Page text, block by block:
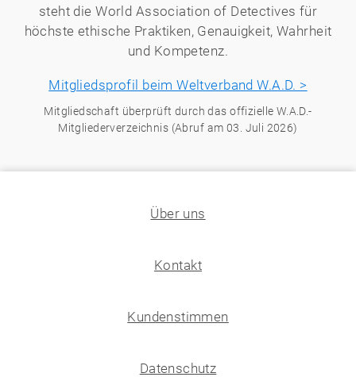
steht die World Association of Detectives für
höchste ethische Praktiken, Genauigkeit, Wahrheit
und Kompetenz.
Mitgliedsprofil beim Weltverband W.A.D. >
Mitgliedschaft überprüft durch das offizielle W.A.D.-
Mitgliederverzeichnis (Abruf am 03. Juli 2026)
Über uns
Kontakt
Kundenstimmen
Datenschutz